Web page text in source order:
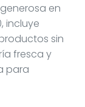
en
incluye
sin
fresca y
para